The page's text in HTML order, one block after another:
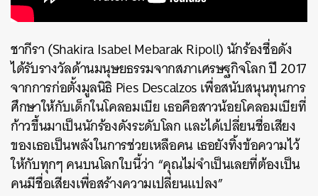
ชากีรา (Shakira Isabel Mebarak Ripoll) นักร้องชื่อดัง
ได้รับรางวัลด้านมนุษยธรรมจากสภาเศรษฐกิจโลก ปี 2017
จากการก่อตั้งมูลนิธิ Pies Descalzos เพื่อสนับสนุนทุนการ
ศึกษาให้กับเด็กในโคลอมเบีย เธอคือสาวน้อยโคลอมเบียที่
ก้าวขึ้นมาเป็นนักร้องดังระดับโลก และได้เปลี่ยนชื่อเสียง
ของเธอเป็นพลังในการช่วยเหลือคน เธอยังทิ้งข้อความไว้
ให้กับทุกๆ คนบนโลกใบนี้ว่า “คุณไม่จำเป็นเลยที่ต้องเป็น
คนมีชื่อเสียงเพื่อสร้างความเปลี่ยนแปลง”